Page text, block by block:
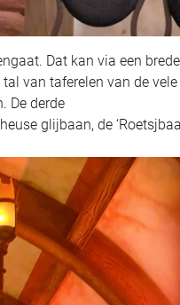
Dat kan via een
van taferelen van de vele
De derde
glijbaan, de